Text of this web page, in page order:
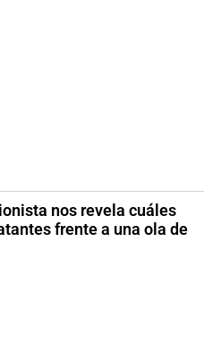
nos revela cuáles
frente a una ola de